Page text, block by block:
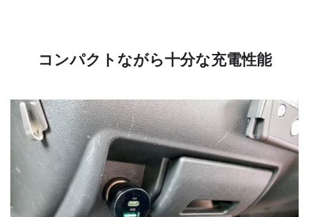
コンパクトながら十分な充電性能